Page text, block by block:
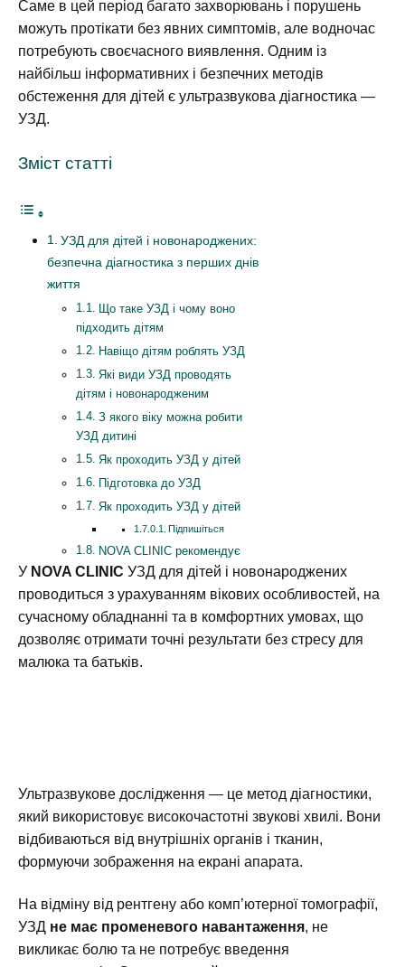
Саме в цей період багато захворювань і порушень
можуть протікати без явних симптомів, але водночас
потребують своєчасного виявлення. Одним із
найбільш інформативних і безпечних методів
обстеження для дітей є ультразвукова діагностика —
УЗД.
Зміст статті
УЗД для дітей і новонароджених:
безпечна діагностика з перших днів
життя
Що таке УЗД і чому воно
підходить дітям
Навіщо дітям роблять УЗД
Які види УЗД проводять
дітям і новонародженим
З якого віку можна робити
УЗД дитині
Як проходить УЗД у дітей
Підготовка до УЗД
Як проходить УЗД у дітей
Підпишіться
NOVA CLINIC рекомендує
У NOVA CLINIC УЗД для дітей і новонароджених
проводиться з урахуванням вікових особливостей, на
сучасному обладнанні та в комфортних умовах, що
дозволяє отримати точні результати без стресу для
малюка та батьків.
Ультразвукове дослідження — це метод діагностики,
який використовує високочастотні звукові хвилі. Вони
відбиваються від внутрішніх органів і тканин,
формуючи зображення на екрані апарата.
На відміну від рентгену або комп’ютерної томографії,
УЗД не має променевого навантаження, не
викликає болю та не потребує введення